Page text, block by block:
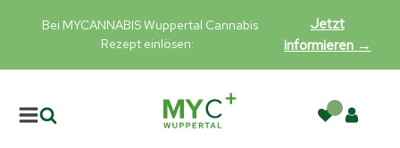
Bei MYCANNABIS Wuppertal Cannabis
Rezept einlösen:
Jetzt
informieren →